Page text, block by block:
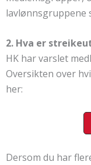
lavlønnsgruppene
2. Hva er
HK har varslet
Oversikten over
her:
Dersom du har